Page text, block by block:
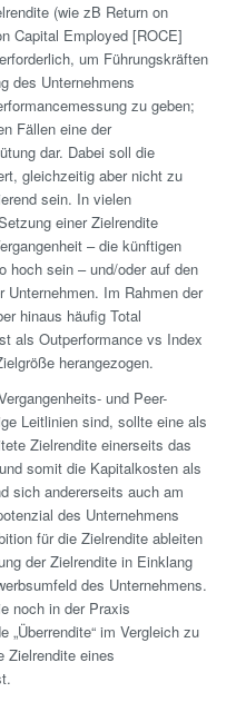
(wie zB Return on
Capital Employed [ROCE]
um Führungskräften
des Unternehmens
zu geben;
Fällen eine der
dar. Dabei soll die
gleichzeitig aber nicht zu
sein. In vielen
einer Zielrendite
– die künftigen
hoch sein – und/oder auf den
Unternehmen. Im Rahmen der
hinaus häufig Total
als Outperformance vs Index
herangezogen.
und Peer-
Leitlinien sind, sollte eine als
Zielrendite einerseits das
somit die Kapitalkosten als
sich andererseits auch am
des Unternehmens
für die Zielrendite ableiten
der Zielrendite in Einklang
des Unternehmens.
noch in der Praxis
„Überrendite“ im Vergleich zu
Zielrendite eines